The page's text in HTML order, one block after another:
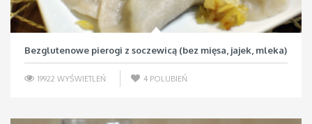
Bezglutenowe pierogi z soczewicą (bez mięsa, jajek, mleka)
19922 WYŚWIETLEŃ 4 POLUBIEŃ